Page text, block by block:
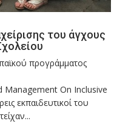
του άγχους
προγράμματος
Management On Inclusive
εκπαιδευτικοί του